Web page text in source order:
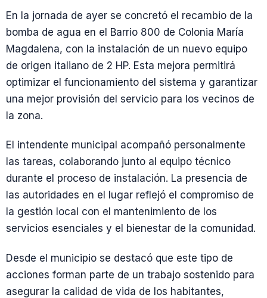
En la jornada de ayer se concretó el recambio de la
bomba de agua en el Barrio 800 de Colonia María
Magdalena, con la instalación de un nuevo equipo
de origen italiano de 2 HP. Esta mejora permitirá
optimizar el funcionamiento del sistema y garantizar
una mejor provisión del servicio para los vecinos de
la zona.
El intendente municipal acompañó personalmente
las tareas, colaborando junto al equipo técnico
durante el proceso de instalación. La presencia de
las autoridades en el lugar reflejó el compromiso de
la gestión local con el mantenimiento de los
servicios esenciales y el bienestar de la comunidad.
Desde el municipio se destacó que este tipo de
acciones forman parte de un trabajo sostenido para
asegurar la calidad de vida de los habitantes,